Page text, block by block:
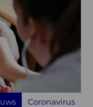
Coronavirus